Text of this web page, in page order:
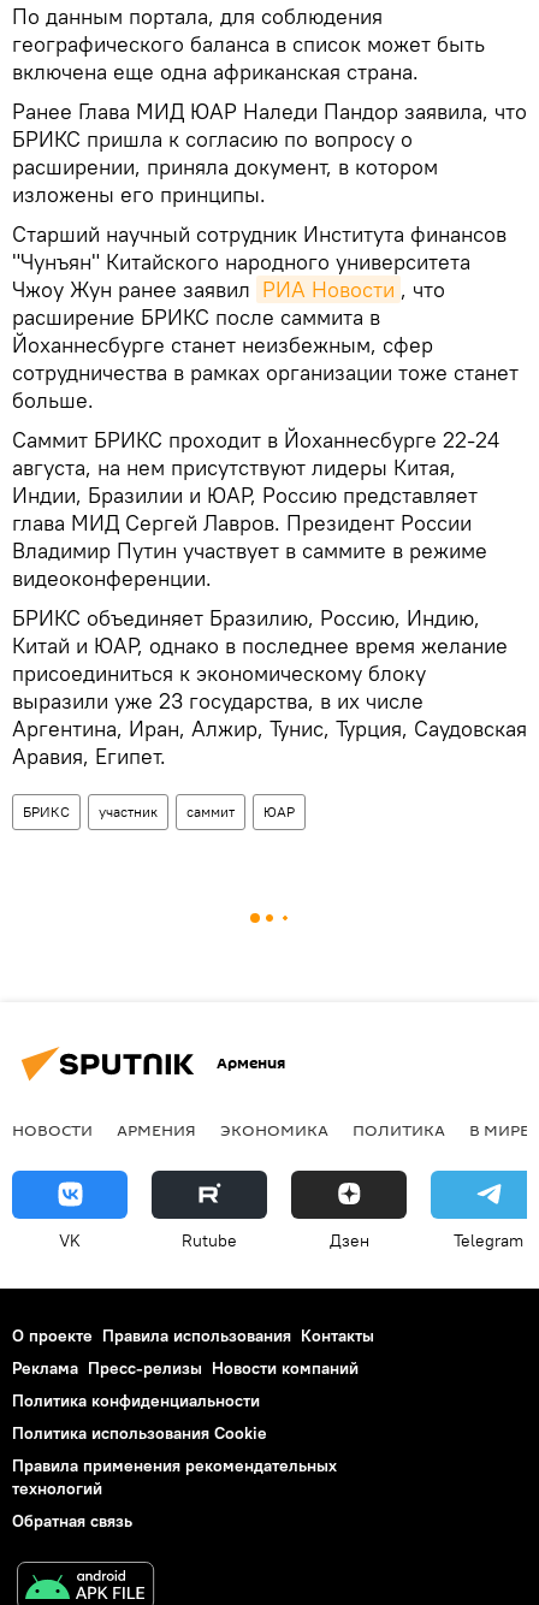
По данным портала, для соблюдения
географического баланса в список может быть
включена еще одна африканская страна.
Ранее Глава МИД ЮАР Наледи Пандор заявила, что
БРИКС пришла к согласию по вопросу о
расширении, приняла документ, в котором
изложены его принципы.
Старший научный сотрудник Института финансов
"Чунъян" Китайского народного университета
Чжоу Жун ранее заявил РИА Новости , что
расширение БРИКС после саммита в
Йоханнесбурге станет неизбежным, сфер
сотрудничества в рамках организации тоже станет
больше.
Саммит БРИКС проходит в Йоханнесбурге 22-24
августа, на нем присутствуют лидеры Китая,
Индии, Бразилии и ЮАР, Россию представляет
глава МИД Сергей Лавров. Президент России
Владимир Путин участвует в саммите в режиме
видеоконференции.
БРИКС объединяет Бразилию, Россию, Индию,
Китай и ЮАР, однако в последнее время желание
присоединиться к экономическому блоку
выразили уже 23 государства, в их числе
Аргентина, Иран, Алжир, Тунис, Турция, Саудовская
Аравия, Египет.
БРИКС участник саммит ЮАР
Армения
НОВОСТИ АРМЕНИЯ ЭКОНОМИКА ПОЛИТИКА В МИРЕ
VK Rutube Дзен Telegram
О проекте Правила использования Контакты
Реклама Пресс-релизы Новости компаний
Политика конфиденциальности
Политика использования Cookie
Правила применения рекомендательных
технологий
Обратная связь